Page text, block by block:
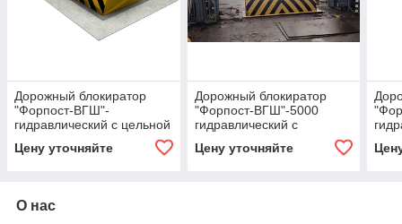
Дорожный блокиратор
"Форпост-ВГШ"-
гидравлический с цельной
толщина "боевой" крышки
Цену уточняйте
Дорожный блокиратор
"Форпост-ВГШ"-5000
гидравлический с
толщина "боевой" крышки
Цену уточняйте
О нас